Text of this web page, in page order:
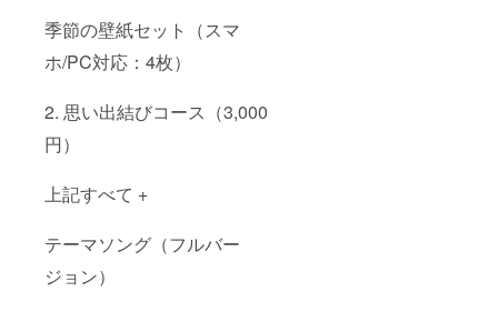
季節の壁紙セット（スマ
ホ/PC対応：4枚）
2. 思い出結びコース（3,000
円）
上記すべて +
テーマソング（フルバー
ジョン）